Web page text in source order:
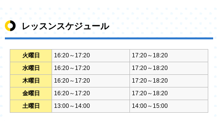
レッスンスケジュール
火曜日 16:20～17:20
17:20～18:20
水曜日
16:20～17:20
17:20～18:20
木曜日
16:20～17:20
17:20～18:20
金曜日
16:20～17:20
17:20～18:20
土曜日
13:00～14:00 14:00～15:00